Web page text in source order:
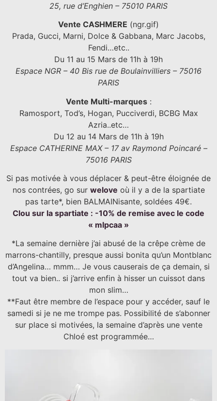
25, rue d’Enghien – 75010 PARIS
Vente CASHMERE (ngr.gif)
Prada, Gucci, Marni, Dolce & Gabbana, Marc Jacobs,
Fendi…etc..
Du 11 au 15 Mars de 11h à 19h
Espace NGR – 40 Bis rue de Boulainvilliers – 75016
PARIS
Vente Multi-marques:
Ramosport, Tod’s, Hogan, Pucciverdi, BCBG Max
Azria..etc…
Du 12 au 14 Mars de 11h à 19h
Espace CATHERINE MAX – 17 av Raymond Poincaré –
75016 PARIS
Si pas motivée à vous déplacer & peut-être éloignée de
nos contrées, go sur welove où il y a de la spartiate
pas tarte*, bien BALMAINisante, soldées 49€.
Clou sur la spartiate : -10% de remise avec le code
« mlpcaa »
*La semaine dernière j’ai abusé de la crêpe crème de
marrons-chantilly, presque aussi bonita qu’un Montblanc
d’Angelina… mmm… Je vous causerais de ça demain, si
tout va bien.. si j’arrive enfin à hisser un cuissot dans
mon slim…
**Faut être membre de l’espace pour y accéder, sauf le
samedi si je ne me trompe pas. Possibilité de s’abonner
sur place si motivées, la semaine d’après une vente
Chloé est programmée…